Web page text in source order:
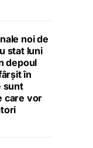
noi de
stat luni
depoul
în
sunt
care vor